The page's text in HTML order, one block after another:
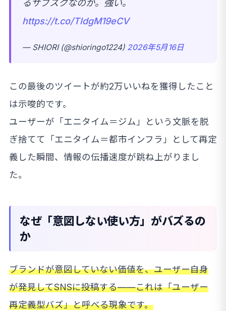
るサブスクなのか。強い。
https://t.co/TIdgM19eCV
— SHIORI (@shioringo1224) 2026年5月16日
この最後のツイートが約2万いいねを獲得したこと
は示唆的です。
ユーザーが「エニタイム＝ジム」という文脈を脱
ぎ捨てて「エニタイム＝都市インフラ」として再定
義した瞬間、情報の伝播速度が跳ね上がりまし
た。
なぜ「意図しない使い方」がバズるの
か
ブランドが意図していない価値を、ユーザー自身
が発見してSNSに投稿する——これは「ユーザー
再定義型バズ」と呼べる現象です。